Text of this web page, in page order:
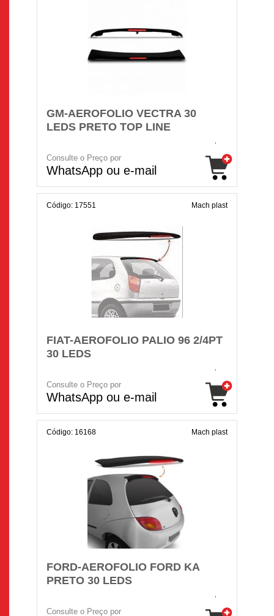
GM-AEROFOLIO VECTRA 30
LEDS PRETO TOP LINE
Consulte o Preço por
WhatsApp ou e-mail
Código: 17551 Mach plast
FIAT-AEROFOLIO PALIO 96 2/4PT
30 LEDS
Consulte o Preço por
WhatsApp ou e-mail
Código: 16168 Mach plast
FORD-AEROFOLIO FORD KA
PRETO 30 LEDS
Consulte o Preço por